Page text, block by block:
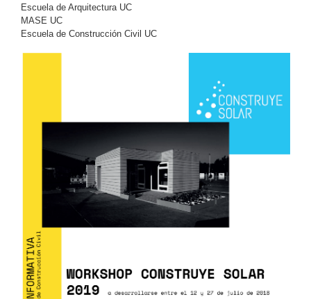
Escuela de Arquitectura UC
MASE UC
Escuela de Construcción Civil UC